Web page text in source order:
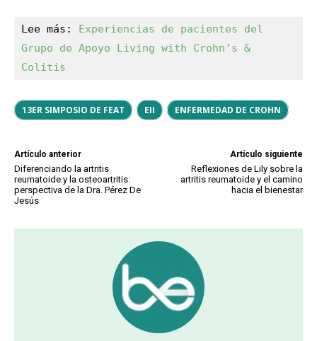
Lee más:
Experiencias de pacientes del
Grupo de Apoyo Living with Crohn’s &
Colitis
13ER SIMPOSIO DE FEAT EII ENFERMEDAD DE CROHN
Artículo anterior
Diferenciando la artritis
reumatoide y la osteoartritis:
perspectiva de la Dra. Pérez De
Jesús
Artículo siguiente
Reflexiones de Lily sobre la
artritis reumatoide y el camino
hacia el bienestar